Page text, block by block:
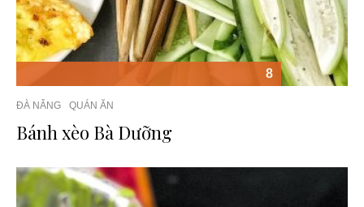
8
ĐÀ NẴNG QUÁN ĂN
Bánh xèo Bà Dưỡng